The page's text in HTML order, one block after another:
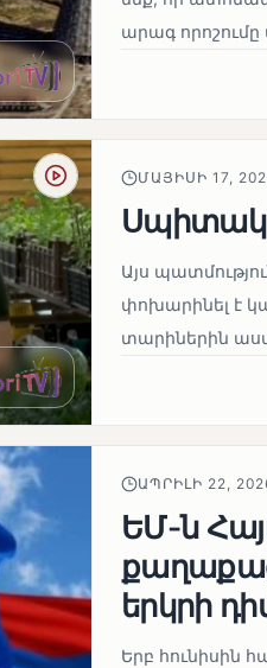
արագ
ՄԱՅԻՍԻ 17,
Սպիտակ
Այս
փոխարինել է
տարիներին
ԱՊՐԻԼԻ 22,
ԵՄ-ն
երկրի
Երբ հունիսին